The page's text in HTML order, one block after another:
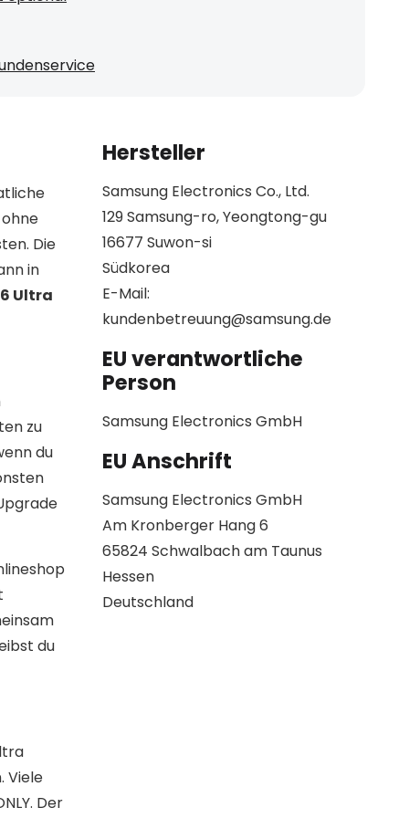
Die
in
Ultra
zu
du
du
Viele
Der
Hersteller
Samsung Electronics Co., Ltd.
129 Samsung-ro, Yeongtong-gu
16677 Suwon-si
Südkorea
E-Mail:
kundenbetreuung@samsung.de
EU verantwortliche
Person
Samsung Electronics GmbH
EU Anschrift
Samsung Electronics GmbH
Am Kronberger Hang 6
65824 Schwalbach am Taunus
Hessen
Deutschland